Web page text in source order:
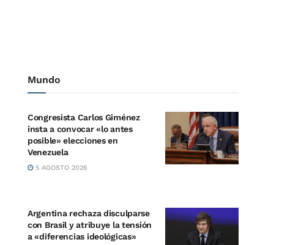
Mundo
Congresista Carlos Giménez
insta a convocar «lo antes
posible» elecciones en
Venezuela
5 AGOSTO 2026
Argentina rechaza disculparse
con Brasil y atribuye la tensión
a «diferencias ideológicas»